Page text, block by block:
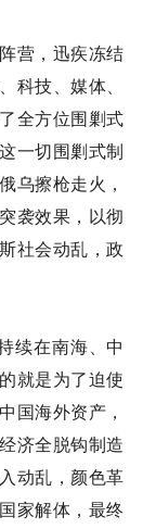
营，迅疾冻结
科技、媒体、
全方位围剿式
一切围剿式制
乌擦枪走火，
袭效果，以彻
社会动乱，政
续在南海、中
就是为了迫使
国海外资产，
济全脱钩制造
动乱，颜色革
家解体，最终